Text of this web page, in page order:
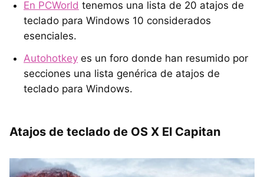
En PCWorld tenemos una lista de 20 atajos de
teclado para Windows 10 considerados
esenciales.
Autohotkey es un foro donde han resumido por
secciones una lista genérica de atajos de
teclado para Windows.
Atajos de teclado de OS X El Capitan